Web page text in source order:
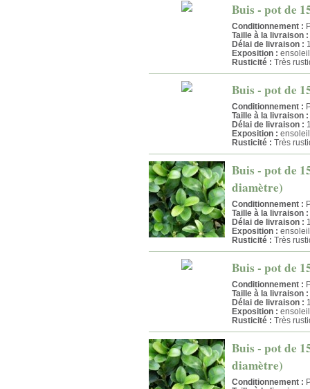
Buis - pot de
Conditionnement :
Taille à la livraison :
Délai de livraison :
Exposition :
Rusticité : Très
Buis - pot de
Conditionnement :
Taille à la livraison :
Délai de livraison :
Exposition :
Rusticité : Très
Buis - pot de
diamètre)
Conditionnement :
Taille à la livraison :
Délai de livraison :
Exposition :
Rusticité : Très
Buis - pot de
Conditionnement :
Taille à la livraison :
Délai de livraison :
Exposition :
Rusticité : Très
Buis - pot de
diamètre)
Conditionnement :